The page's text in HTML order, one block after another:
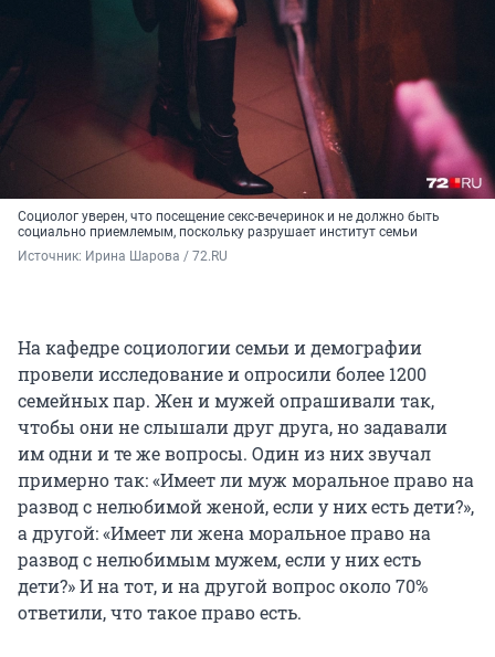
Социолог уверен, что посещение секс-вечеринок и не должно быть
социально приемлемым, поскольку разрушает институт семьи
Источник: Ирина Шарова / 72.RU
На кафедре социологии семьи и демографии
провели исследование и опросили более 1200
семейных пар. Жен и мужей опрашивали так,
чтобы они не слышали друг друга, но задавали
им одни и те же вопросы. Один из них звучал
примерно так: «Имеет ли муж моральное право на
развод с нелюбимой женой, если у них есть дети?»,
а другой: «Имеет ли жена моральное право на
развод с нелюбимым мужем, если у них есть
дети?» И на тот, и на другой вопрос около 70%
ответили, что такое право есть.